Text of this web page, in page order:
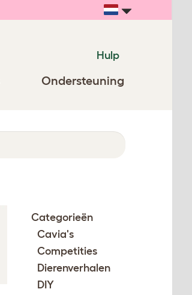
Hulp
Ondersteuning
Categorieën
Cavia's
Competities
Dierenverhalen
DIY